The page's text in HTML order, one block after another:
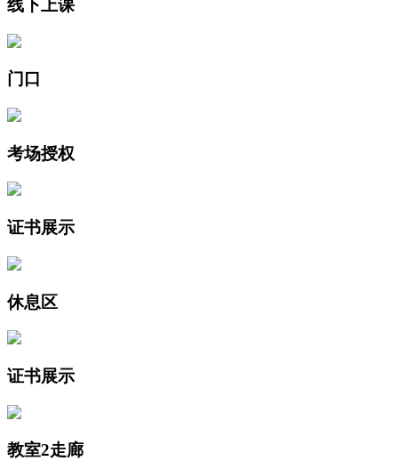
线下上课
门口
考场授权
证书展示
休息区
证书展示
教室2走廊